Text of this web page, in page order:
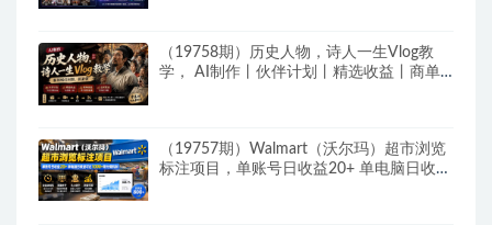
（19758期）历史人物，诗人一生Vlog教
学， AI制作丨伙伴计划丨精选收益丨商单
（19757期）Walmart（沃尔玛）超市浏览
标注项目，单账号日收益20+ 单电脑日收益